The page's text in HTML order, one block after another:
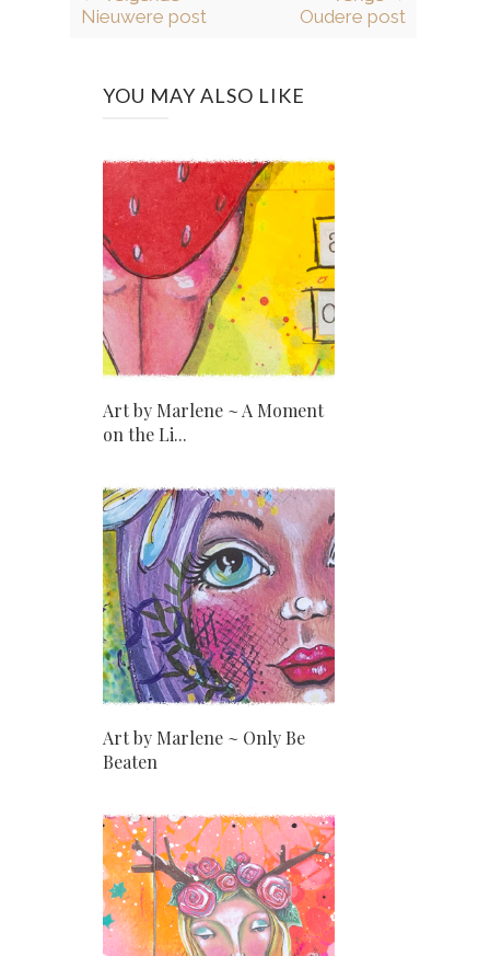
Nieuwere post Oudere post
YOU MAY ALSO LIKE
Art by Marlene ~ A Moment
on the Li...
Art by Marlene ~ Only Be
Beaten